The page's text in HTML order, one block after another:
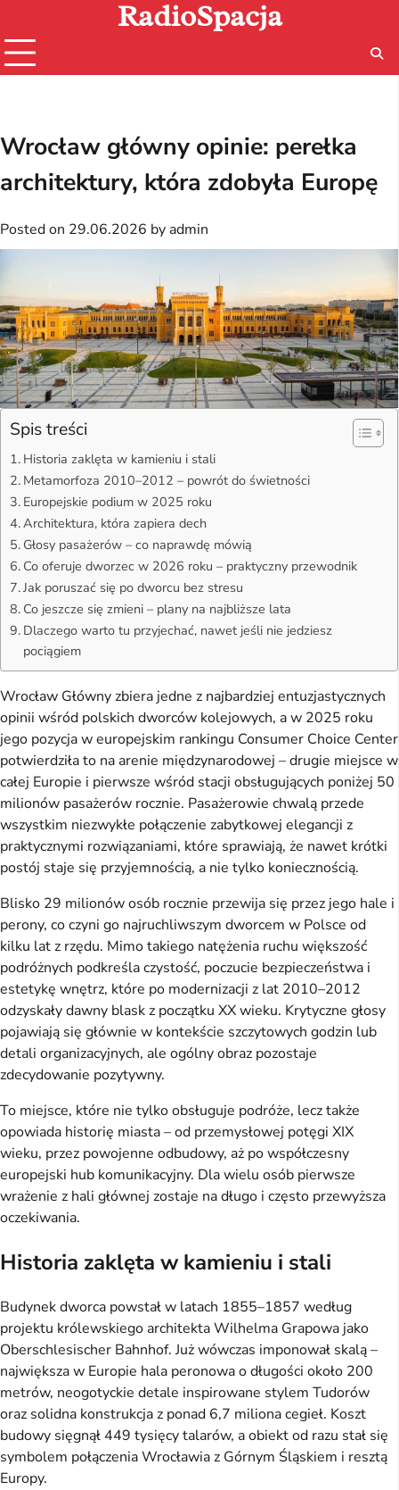
content
RadioSpacja
Wrocław główny opinie: perełka
architektury, która zdobyła Europę
Posted on 29.06.2026 by admin
Spis treści
Historia zaklęta w kamieniu i stali
Metamorfoza 2010–2012 – powrót do świetności
Europejskie podium w 2025 roku
Architektura, która zapiera dech
Głosy pasażerów – co naprawdę mówią
Co oferuje dworzec w 2026 roku – praktyczny przewodnik
Jak poruszać się po dworcu bez stresu
Co jeszcze się zmieni – plany na najbliższe lata
Dlaczego warto tu przyjechać, nawet jeśli nie jedziesz
pociągiem
Wrocław Główny zbiera jedne z najbardziej entuzjastycznych
opinii wśród polskich dworców kolejowych, a w 2025 roku
jego pozycja w europejskim rankingu Consumer Choice Center
potwierdziła to na arenie międzynarodowej – drugie miejsce w
całej Europie i pierwsze wśród stacji obsługujących poniżej 50
milionów pasażerów rocznie. Pasażerowie chwalą przede
wszystkim niezwykłe połączenie zabytkowej elegancji z
praktycznymi rozwiązaniami, które sprawiają, że nawet krótki
postój staje się przyjemnością, a nie tylko koniecznością.
Blisko 29 milionów osób rocznie przewija się przez jego hale i
perony, co czyni go najruchliwszym dworcem w Polsce od
kilku lat z rzędu. Mimo takiego natężenia ruchu większość
podróżnych podkreśla czystość, poczucie bezpieczeństwa i
estetykę wnętrz, które po modernizacji z lat 2010–2012
odzyskały dawny blask z początku XX wieku. Krytyczne głosy
pojawiają się głównie w kontekście szczytowych godzin lub
detali organizacyjnych, ale ogólny obraz pozostaje
zdecydowanie pozytywny.
To miejsce, które nie tylko obsługuje podróże, lecz także
opowiada historię miasta – od przemysłowej potęgi XIX
wieku, przez powojenne odbudowy, aż po współczesny
europejski hub komunikacyjny. Dla wielu osób pierwsze
wrażenie z hali głównej zostaje na długo i często przewyższa
oczekiwania.
Historia zaklęta w kamieniu i stali
Budynek dworca powstał w latach 1855–1857 według
projektu królewskiego architekta Wilhelma Grapowa jako
Oberschlesischer Bahnhof. Już wówczas imponował skalą –
największa w Europie hala peronowa o długości około 200
metrów, neogotyckie detale inspirowane stylem Tudorów
oraz solidna konstrukcja z ponad 6,7 miliona cegieł. Koszt
budowy sięgnął 449 tysięcy talarów, a obiekt od razu stał się
symbolem połączenia Wrocławia z Górnym Śląskiem i resztą
Europy.